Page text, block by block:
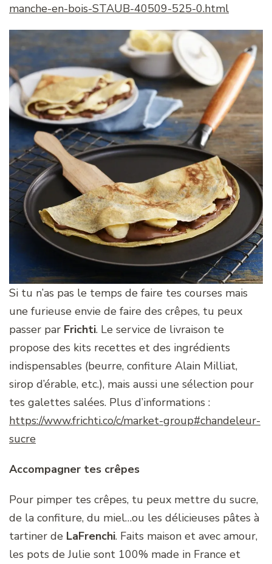
manche-en-bois-STAUB-40509-525-0.html
Si tu n’as pas le temps de faire tes courses mais
une furieuse envie de faire des crêpes, tu peux
passer par Frichti. Le service de livraison te
propose des kits recettes et des ingrédients
indispensables (beurre, confiture Alain Milliat,
sirop d’érable, etc.), mais aussi une sélection pour
tes galettes salées. Plus d’informations :
https://www.frichti.co/c/market-group#chandeleur-
sucre
Accompagner tes crêpes
Pour pimper tes crêpes, tu peux mettre du sucre,
de la confiture, du miel…ou les délicieuses pâtes à
tartiner de LaFrenchi. Faits maison et avec amour,
les pots de Julie sont 100% made in France et